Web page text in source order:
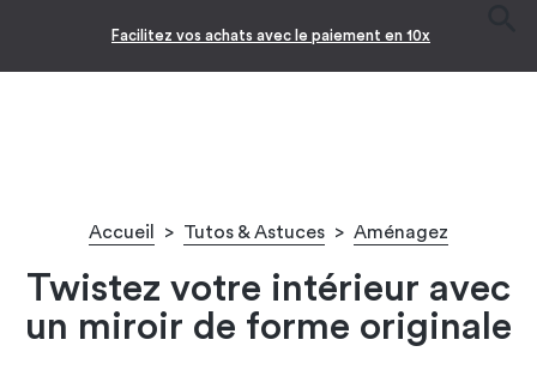
Facilitez vos achats avec le paiement en 10x
Accueil > Tutos & Astuces > Aménagez
Twistez votre intérieur avec
un miroir de forme originale